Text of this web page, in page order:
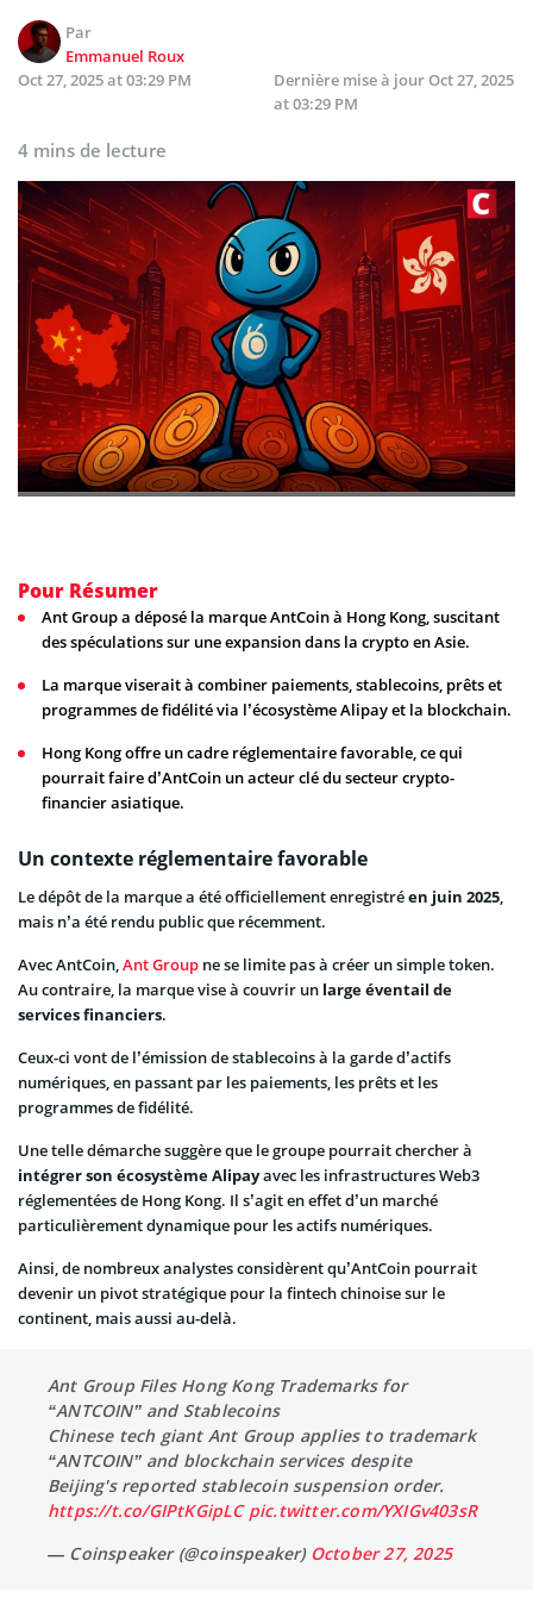
Par
Emmanuel Roux
Oct 27, 2025 at 03:29 PM
Dernière mise à jourOct 27, 2025
at 03:29 PM
4 mins de lecture
Pour Résumer
Ant Group a déposé la marque AntCoin à Hong Kong, suscitant
des spéculations sur une expansion dans la crypto en Asie.
La marque viserait à combiner paiements, stablecoins, prêts et
programmes de fidélité via l’écosystème Alipay et la blockchain.
Hong Kong offre un cadre réglementaire favorable, ce qui
pourrait faire d’AntCoin un acteur clé du secteur crypto-
financier asiatique.
Un contexte réglementaire favorable
Le dépôt de la marque a été officiellement enregistréen juin 2025,
mais n’a été rendu public que récemment.
Avec AntCoin,Ant Group ne se limite pas à créer un simple token.
Au contraire, la marque vise à couvrir un large éventail de
services financiers.
Ceux-ci vont de l’émission de stablecoins à la garde d’actifs
numériques, en passant par les paiements, les prêts et les
programmes de fidélité.
Une telle démarche suggère que le groupe pourrait chercher à
intégrer son écosystème Alipayavec les infrastructures Web3
réglementées de Hong Kong. Il s’agit en effet d’un marché
particulièrement dynamique pour les actifs numériques.
Ainsi, de nombreux analystes considèrent qu’AntCoin pourrait
devenir un pivot stratégique pour la fintech chinoise sur le
continent, mais aussi au-delà.
Ant Group Files Hong Kong Trademarks for
“ANTCOIN” and Stablecoins
Chinese tech giant Ant Group applies to trademark
“ANTCOIN” and blockchain services despite
Beijing's reported stablecoin suspension order.
https://t.co/GIPtKGipLC pic.twitter.com/YXIGv403sR
— Coinspeaker (@coinspeaker) October 27, 2025